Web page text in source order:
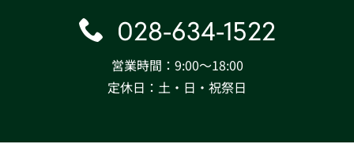
028-634-1522
営業時間：9:00〜18:00
定休日：土・日・祝祭日